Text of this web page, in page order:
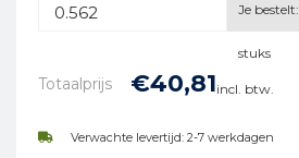
Je bestelt:
stuks
Totaalprijs €40,81incl. btw.
Verwachte levertijd: 2-7 werkdagen